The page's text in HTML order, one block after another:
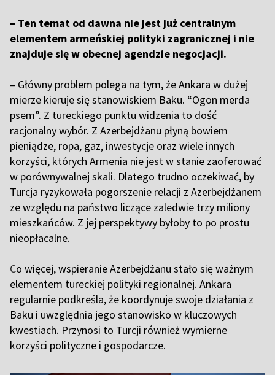
– Ten temat od dawna nie jest już centralnym
elementem armeńskiej polityki zagranicznej i nie
znajduje się w obecnej agendzie negocjacji.
– Główny problem polega na tym, że Ankara w dużej
mierze kieruje się stanowiskiem Baku. “Ogon merda
psem”. Z tureckiego punktu widzenia to dość
racjonalny wybór. Z Azerbejdżanu płyną bowiem
pieniądze, ropa, gaz, inwestycje oraz wiele innych
korzyści, których Armenia nie jest w stanie zaoferować
w porównywalnej skali. Dlatego trudno oczekiwać, by
Turcja ryzykowała pogorszenie relacji z Azerbejdżanem
ze względu na państwo liczące zaledwie trzy miliony
mieszkańców. Z jej perspektywy byłoby to po prostu
nieopłacalne.
Co więcej, wspieranie Azerbejdżanu stało się ważnym
elementem tureckiej polityki regionalnej. Ankara
regularnie podkreśla, że koordynuje swoje działania z
Baku i uwzględnia jego stanowisko w kluczowych
kwestiach. Przynosi to Turcji również wymierne
korzyści polityczne i gospodarcze.